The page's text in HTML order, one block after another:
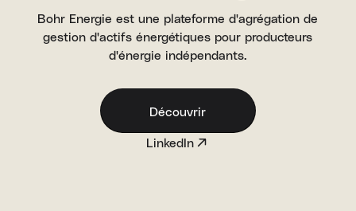
Bohr Energie est une plateforme d'agrégation de
gestion d'actifs énergétiques pour producteurs
d'énergie indépendants.
Découvrir
LinkedIn